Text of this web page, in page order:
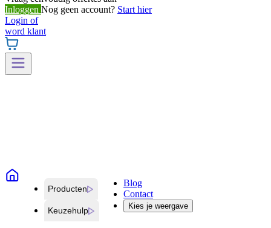
Inloggen Nog geen account? Start hier
Login of
word klant
Producten
Keuzehulp
Blog
Contact
Kies je weergave